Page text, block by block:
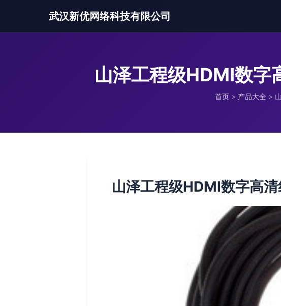
武汉新优网络科技有限公司
山泽工程级HDMI数字
首页 > 产品大全 >
山泽工程级HDMI数字高